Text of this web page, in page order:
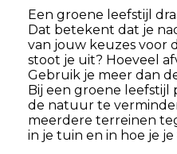
Een groene leefstijl
Dat betekent dat je
van jouw keuzes voor
stoot je uit? Hoeveel
Gebruik je meer dan
Bij een groene leefstijl
de natuur te
meerdere terreinen
in je tuin en in hoe je